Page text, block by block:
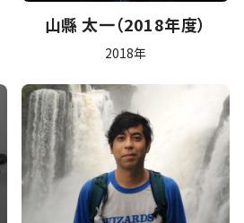
山縣 太一（2018年度）
2018年